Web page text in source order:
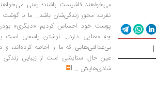
|
می‌خواهند فاشیست باشند؛ یعنی
نفرت، محورِ زندگی‌شان باشد... ما با گوشت
پوست خود احساس کردیم «دیگری»
چه معنایی دارد... نوشتن پاسخی است
بی‌عدالتی‌هایی که ما را احاطه کرده‌اند، و
عین حال، ستایشی است از زیبایی زندگی
شادی‌هایش ...